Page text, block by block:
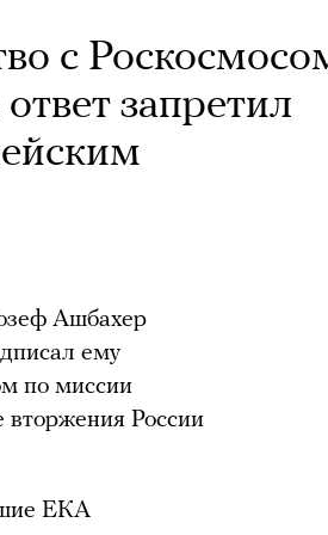
с
запретил
Ашбахер
ему
по миссии
вторжения России
ЕКА